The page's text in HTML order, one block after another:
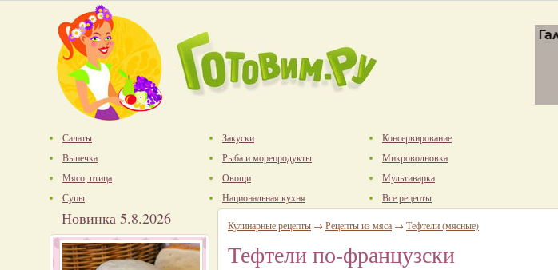
Салаты
Выпечка
Мясо, птица
Супы
Закуски
Рыба и морепродукты
Овощи
Национальная кухня
Консервирование
Микроволновка
Мультиварка
Все рецепты
Новинка 5.8.2026 Кулинарные рецепты → Рецепты из мяса → Тефтели (мясные)
Тефтели по-французски